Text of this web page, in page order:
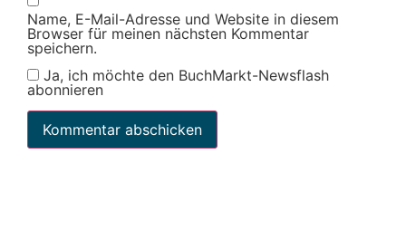
Name, E-Mail-Adresse und Website in diesem
Browser für meinen nächsten Kommentar
speichern.
Ja, ich möchte den BuchMarkt-Newsflash
abonnieren